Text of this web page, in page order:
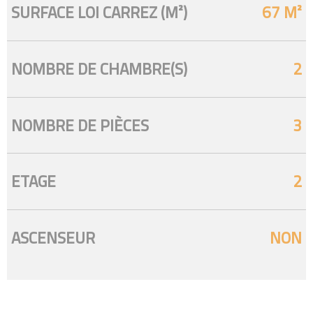
SURFACE LOI CARREZ (M²)
67 M²
NOMBRE DE CHAMBRE(S)
2
NOMBRE DE PIÈCES
3
ETAGE
2
ASCENSEUR
NON